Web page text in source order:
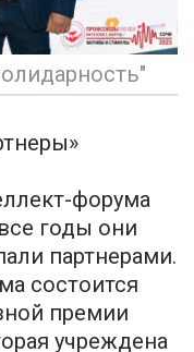
форума
годы они
партнерами.
состоится
премии
учреждена